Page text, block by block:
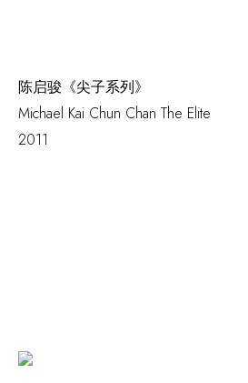
陈启骏《尖子系列》
Michael Kai Chun Chan The Elite
2011